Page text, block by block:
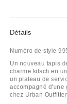
Détails
Numéro de style
Un nouveau tapis
charme kitsch en
un plateau de
accompagné d'une
chez Urban